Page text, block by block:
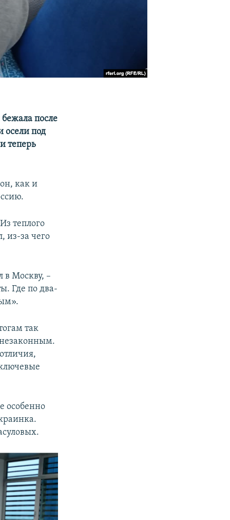
после
осели под
теперь
как и
теплого
из-за чего
в Москву, –
Где по два-
так
особенно